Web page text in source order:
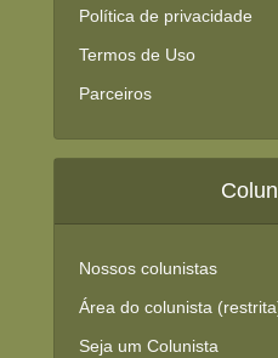
Política de privacidade
Termos de Uso
Parceiros
Nossos colunistas
Área do colunista
Seja um Colunista